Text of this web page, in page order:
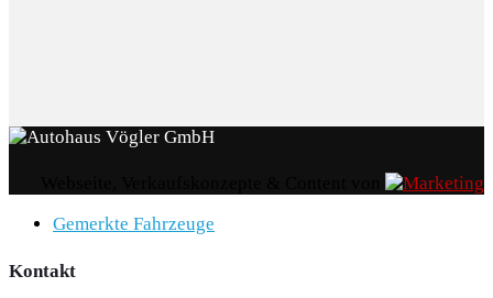
Gemerkte Fahrzeuge
Kontakt